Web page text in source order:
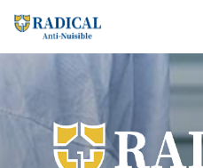
au
contenu
principal